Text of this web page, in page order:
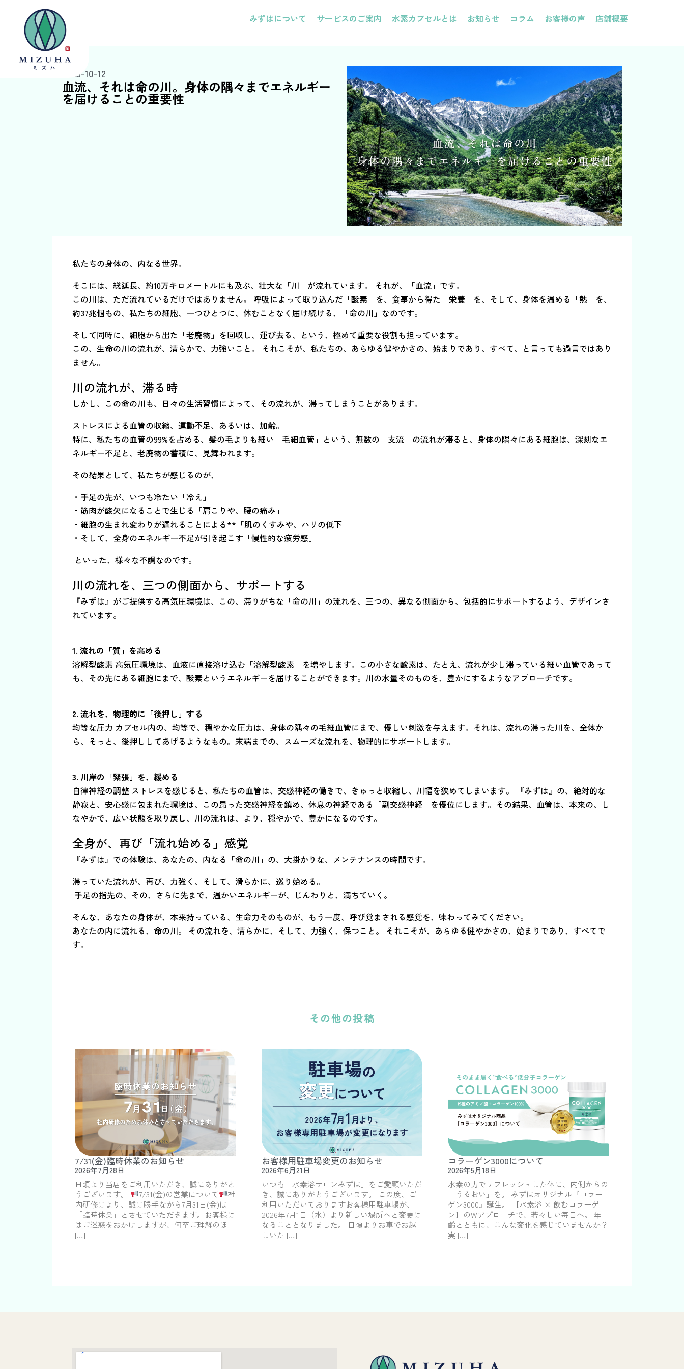
みずはについて サービスのご案内 水素カプセルとは お知らせ コラム お客様の声 店舗概要
2025-10-12
血流、それは命の川。身体の隅々までエネルギー
を届けることの重要性
私たちの身体の、内なる世界。
そこには、総延長、約10万キロメートルにも及ぶ、壮大な「川」が流れています。 それが、「血流」です。
この川は、ただ流れているだけではありません。 呼吸によって取り込んだ「酸素」を、食事から得た「栄養」を、そして、身体を温める「熱」を、
約37兆個もの、私たちの細胞、一つひとつに、休むことなく届け続ける、「命の川」なのです。
そして同時に、細胞から出た「老廃物」を回収し、運び去る、という、極めて重要な役割も担っています。
この、生命の川の流れが、清らかで、力強いこと。 それこそが、私たちの、あらゆる健やかさの、始まりであり、すべて、と言っても過言ではあり
ません。
川の流れが、滞る時
しかし、この命の川も、日々の生活習慣によって、その流れが、滞ってしまうことがあります。
ストレスによる血管の収縮、運動不足、あるいは、加齢。
特に、私たちの血管の99%を占める、髪の毛よりも細い「毛細血管」という、無数の「支流」の流れが滞ると、身体の隅々にある細胞は、深刻なエ
ネルギー不足と、老廃物の蓄積に、見舞われます。
その結果として、私たちが感じるのが、
・手足の先が、いつも冷たい「冷え」
・筋肉が酸欠になることで生じる「肩こりや、腰の痛み」
・細胞の生まれ変わりが遅れることによる**「肌のくすみや、ハリの低下」
・そして、全身のエネルギー不足が引き起こす「慢性的な疲労感」
といった、様々な不調なのです。
川の流れを、三つの側面から、サポートする
『みずは』がご提供する高気圧環境は、この、滞りがちな「命の川」の流れを、三つの、異なる側面から、包括的にサポートするよう、デザインさ
れています。
1. 流れの「質」を高める
溶解型酸素 高気圧環境は、血液に直接溶け込む「溶解型酸素」を増やします。この小さな酸素は、たとえ、流れが少し滞っている細い血管であって
も、その先にある細胞にまで、酸素というエネルギーを届けることができます。川の水量そのものを、豊かにするようなアプローチです。
2. 流れを、物理的に「後押し」する
均等な圧力 カプセル内の、均等で、穏やかな圧力は、身体の隅々の毛細血管にまで、優しい刺激を与えます。それは、流れの滞った川を、全体か
ら、そっと、後押ししてあげるようなもの。末端までの、スムーズな流れを、物理的にサポートします。
3. 川岸の「緊張」を、緩める
自律神経の調整 ストレスを感じると、私たちの血管は、交感神経の働きで、きゅっと収縮し、川幅を狭めてしまいます。 『みずは』の、絶対的な
静寂と、安心感に包まれた環境は、この昂った交感神経を鎮め、休息の神経である「副交感神経」を優位にします。その結果、血管は、本来の、し
なやかで、広い状態を取り戻し、川の流れは、より、穏やかで、豊かになるのです。
全身が、再び「流れ始める」感覚
『みずは』での体験は、あなたの、内なる「命の川」の、大掛かりな、メンテナンスの時間です。
滞っていた流れが、再び、力強く、そして、滑らかに、巡り始める。
手足の指先の、その、さらに先まで、温かいエネルギーが、じんわりと、満ちていく。
そんな、あなたの身体が、本来持っている、生命力そのものが、もう一度、呼び覚まされる感覚を、味わってみてください。
あなたの内に流れる、命の川。 その流れを、清らかに、そして、力強く、保つこと。 それこそが、あらゆる健やかさの、始まりであり、すべてで
す。
その他の投稿
7/31(金)臨時休業のお知らせ
2026年7月28日
日頃より当店をご利用いただき、誠にありがと
うございます。
7/31(金)の営業について
社
内研修により、誠に勝手ながら7月31日(金)は
「臨時休業」とさせていただきます。お客様に
はご迷惑をおかけしますが、何卒ご理解のほ
[…]
お客様用駐車場変更のお知らせ
2026年6月21日
いつも「水素浴サロンみずは」をご愛顧いただ
き、誠にありがとうございます。 この度、ご
利用いただいておりますお客様用駐車場が、
2026年7月1日（水）より新しい場所へと変更に
なることとなりました。 日頃よりお車でお越
しいた […]
コラーゲン3000について
2026年5月18日
水素の力でリフレッシュした体に、内側からの
「うるおい」を。 みずはオリジナル『コラー
ゲン3000』誕生。 【水素浴 × 飲むコラーゲ
ン】のWアプローチで、若々しい毎日へ。 年
齢とともに、こんな変化を感じていませんか？
実 […]